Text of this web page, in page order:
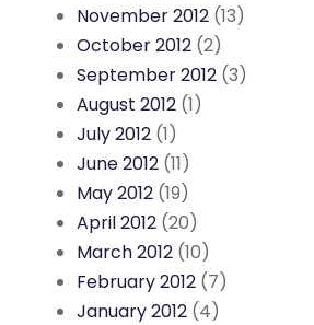
November 2012 (13)
October 2012 (2)
September 2012 (3)
August 2012 (1)
July 2012 (1)
June 2012 (11)
May 2012 (19)
April 2012 (20)
March 2012 (10)
February 2012 (7)
January 2012 (4)